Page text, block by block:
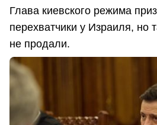
Глава киевского режима
перехватчики у Израиля, но
не продали.